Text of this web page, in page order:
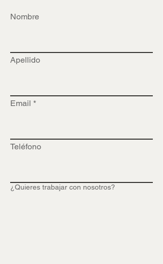
Nombre
Apellido
Email
Teléfono
¿Quieres trabajar con nosotros?